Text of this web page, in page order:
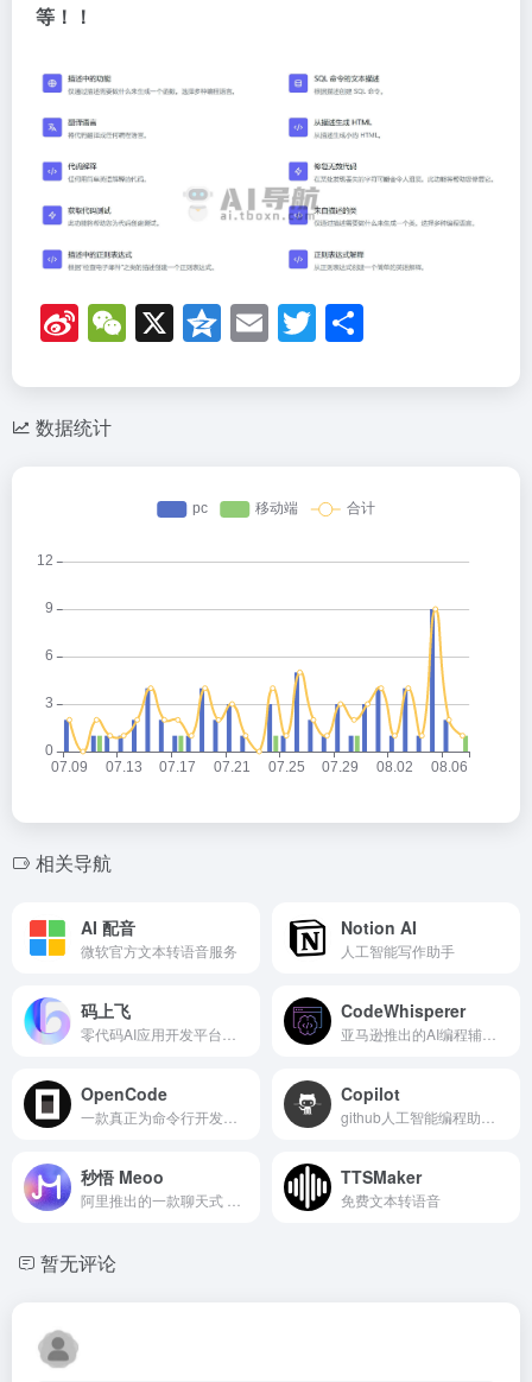
等！！
Si
n
a
W
o
W
e
C
X Q
z
o
E
m
ail
T
wi
tt
数据统计
相关导航
AI 配音
微软官方文本转语音服务
Notion AI
人工智能写作助手
码上飞 CodeWhisperer
OpenCode Copilot
秒悟 Meoo TTSMaker
免费文本转语音
暂无评论